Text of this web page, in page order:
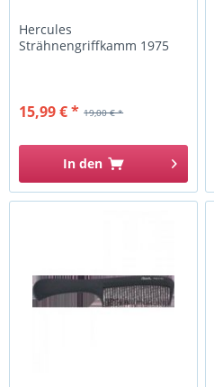
Hercules
Strähnengriffkamm 1975
19,00 € *
15,99 € *
In den